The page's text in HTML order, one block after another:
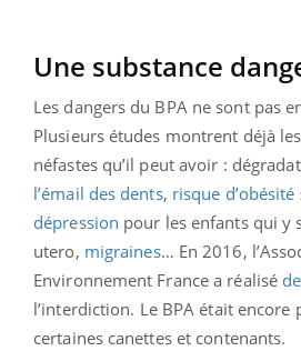
Une substance
Les dangers du BPA ne sont pas
Plusieurs études montrent déjà
néfastes qu’il peut avoir :
l’émail des dents, risque d’obésité
dépression pour les enfants qui y
utero, migraines… En 2016,
Environnement France a réalisé
l’interdiction. Le BPA était encore
certaines canettes et contenants.